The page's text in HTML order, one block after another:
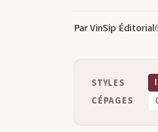
Par VinSip Éditorial
STYLES
CÉPAGES